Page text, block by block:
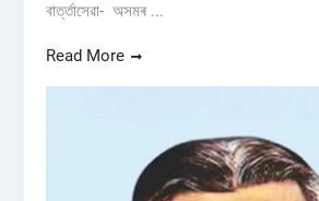
বাৰ্ত্তাসেৱা- অসমৰ ...
Read More